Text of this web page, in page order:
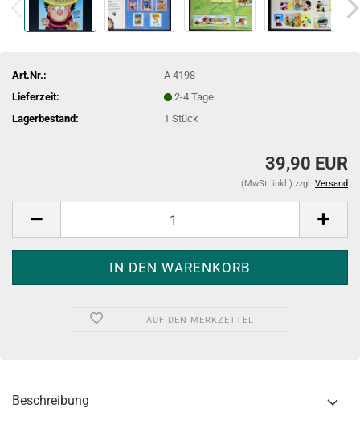
Art.Nr.:
A 4198
Lieferzeit:
2-4 Tage
Lagerbestand:
1Stück
39,90 EUR
(MwSt. inkl.) zzgl. Versand
AUF DEN MERKZETTEL
Beschreibung